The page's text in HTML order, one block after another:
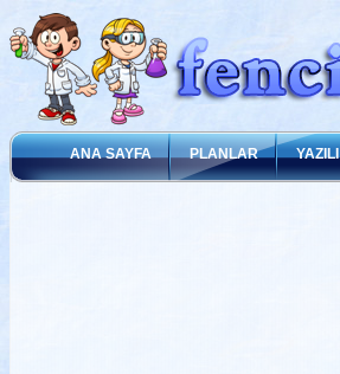
ANA SAYFA PLANLAR YAZILI